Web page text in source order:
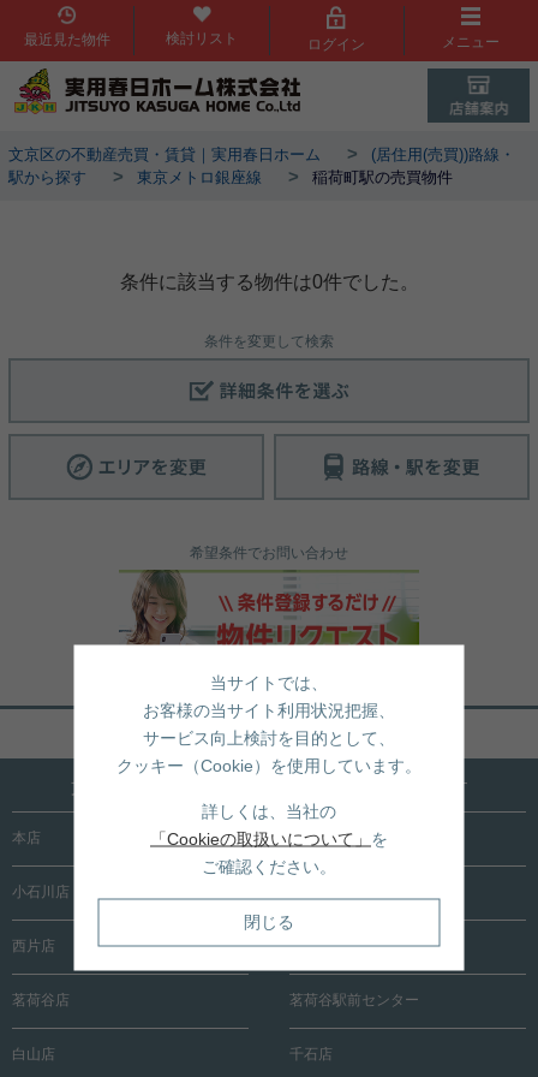
最近見た物件 検討リスト ログイン メニュー
文京区の不動産売買・賃貸｜実用春日ホーム >
(居住用(売買))路線・
駅から探す
> 東京メトロ銀座線 > 稲荷町駅の売買物件
条件に該当する物件は0件でした。
条件を変更して検索
希望条件でお問い合わせ
ページトップへ戻る
文京区内に15店舗！売買も賃貸も全店で承ります
本店 根津店
小石川店
西片店 後楽園店
茗荷谷店 茗荷谷駅前センター
白山店 千石店
当サイトでは、
お客様の当サイト利用状況把握、
サービス向上検討を目的として、
クッキー（Cookie）を使用しています。
詳しくは、当社の
「Cookieの取扱いについて」 を
ご確認ください。
閉じる